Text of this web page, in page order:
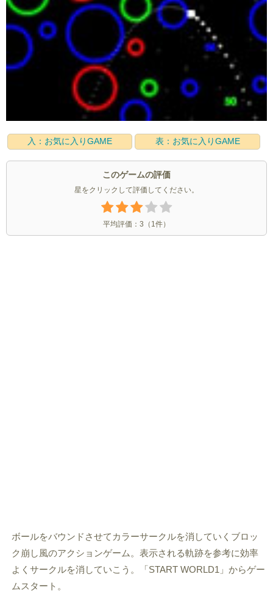
入：お気に入りGAME 表：お気に入りGAME
このゲームの評価
星をクリックして評価してください。
平均評価： 3 （ 1件）
ボールをバウンドさせてカラーサークルを消していくブロッ
ク崩し風のアクションゲーム。表示される軌跡を参考に効率
よくサークルを消していこう。「START WORLD1」からゲー
ムスタート。